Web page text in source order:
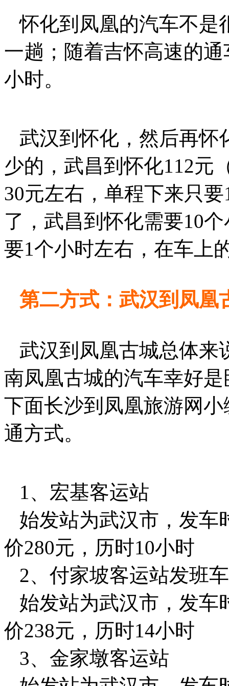
怀化到凤凰的汽车不是
一趟；随着吉怀高速的
小时。
武汉到怀化，然后再怀
少的，武昌到怀化112元
30元左右，单程下来只
了，武昌到怀化需要10
要1个小时左右，在车上
第二方式：武汉到凤凰
武汉到凤凰古城总体来
南凤凰古城的汽车幸好
下面长沙到凤凰旅游网
通方式。
1、宏基客运站
始发站为武汉市，发车
价280元，历时10小时
2、付家坡客运站发班
始发站为武汉市，发车
价238元，历时14小时
3、金家墩客运站